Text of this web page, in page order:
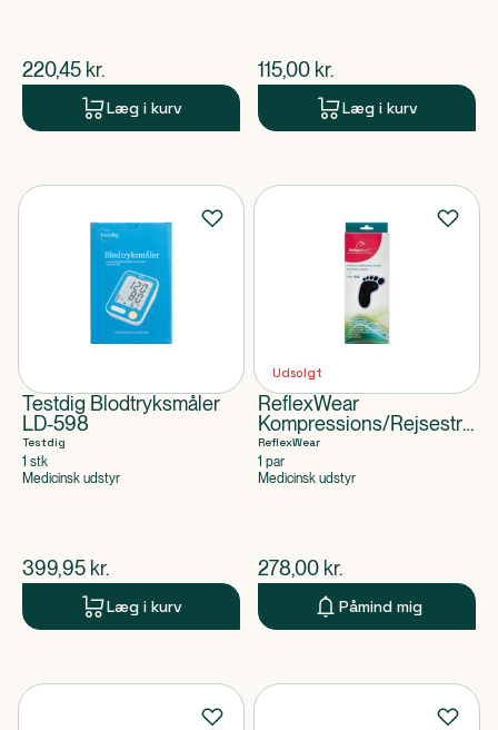
$nuværende pris
220,45 kr.
Læg i kurv
$nuværende pris
115,00 kr.
Læg i kurv
Testdig Blodtryksmåler
LD-598
Testdig
1 stk
Medicinsk udstyr
$nuværende pris
399,95 kr.
Læg i kurv
Udsolgt
ReflexWear
Kompressions/
Sort Str. 44-46
ReflexWear
1 par
Medicinsk udstyr
$nuværende pris
278,00 kr.
Påmind mig